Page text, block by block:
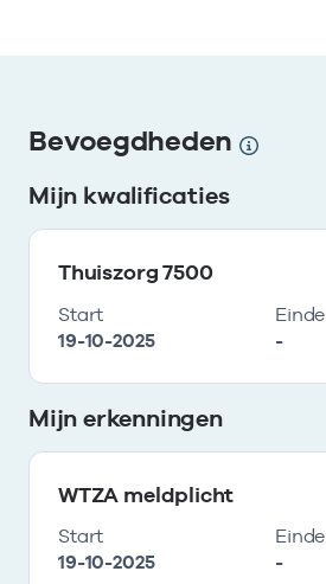
Bevoegdheden
Mijn kwalificaties
Thuiszorg 7500
Start
19-10-2025
Einde
-
Mijn erkenningen
WTZA meldplicht
Start
19-10-2025
Einde
-